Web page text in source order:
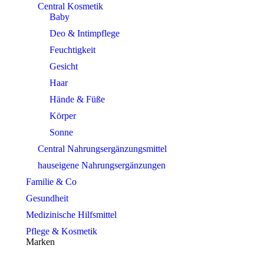
Central Kosmetik
Baby
Deo & Intimpflege
Feuchtigkeit
Gesicht
Haar
Hände & Füße
Körper
Sonne
Central Nahrungsergänzungsmittel
hauseigene Nahrungsergänzungen
Familie & Co
Gesundheit
Medizinische Hilfsmittel
Pflege & Kosmetik
Marken